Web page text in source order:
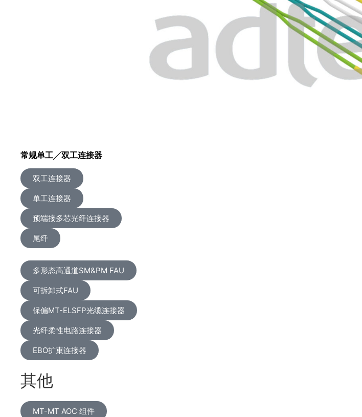
常规单工╱双工连接器
双工连接器
单工连接器
预端接多芯光纤连接器
尾纤
多形态高通道SM&PM FAU
可拆卸式FAU
保偏MT-ELSFP光缆连接器
光纤柔性电路连接器
EBO扩束连接器
其他
MT-MT AOC 组件